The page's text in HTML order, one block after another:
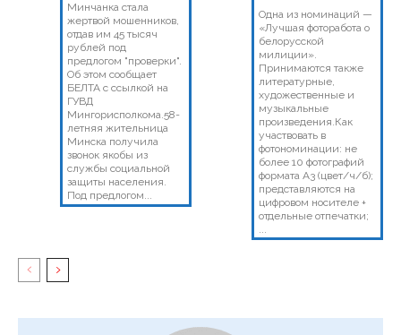
Минчанка стала
жертвой мошенников,
отдав им 45 тысяч
рублей под
предлогом "проверки".
Об этом сообщает
БЕЛТА с ссылкой на
ГУВД
Мингорисполкома.58-
летняя жительница
Минска получила
звонок якобы из
службы социальной
защиты населения.
Под предлогом...
Одна из номинаций —
«Лучшая фоторабота о
белорусской
милиции».
Принимаются также
литературные,
художественные и
музыкальные
произведения.Как
участвовать в
фотономинации: не
более 10 фотографий
формата А3 (цвет/ч/б);
представляются на
цифровом носителе +
отдельные отпечатки;